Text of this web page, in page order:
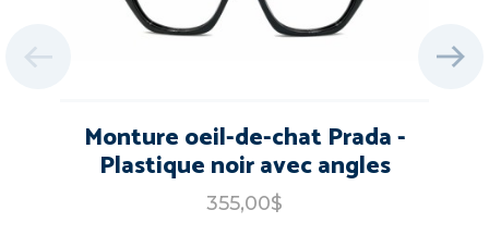
Monture oeil-de-chat Prada -
Plastique noir avec angles
355,00$